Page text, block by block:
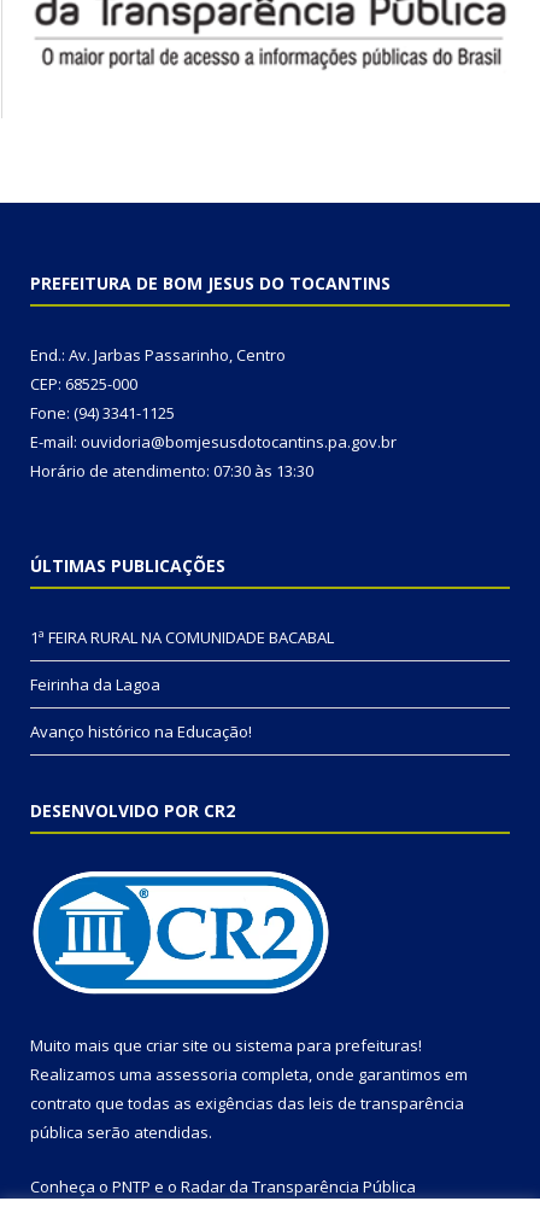
PREFEITURA DE BOM JESUS DO TOCANTINS
End.: Av. Jarbas Passarinho, Centro
CEP: 68525-000
Fone: (94) 3341-1125
E-mail: ouvidoria@bomjesusdotocantins.pa.gov.br
Horário de atendimento: 07:30 às 13:30
ÚLTIMAS PUBLICAÇÕES
1ª FEIRA RURAL NA COMUNIDADE BACABAL
Feirinha da Lagoa
Avanço histórico na Educação!
DESENVOLVIDO POR CR2
Muito mais que criar site ou sistema para prefeituras!
Realizamos uma assessoria completa, onde garantimos em
contrato que todas as exigências das leis de transparência
pública serão atendidas.
Conheça o PNTP e o Radar da Transparência Pública